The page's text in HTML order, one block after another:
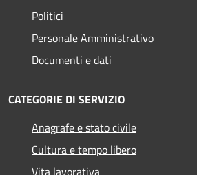
Politici
Personale Amministrativo
Documenti e dati
CATEGORIE DI SERVIZIO
Anagrafe e stato civile
Cultura e tempo libero
Vita lavorativa